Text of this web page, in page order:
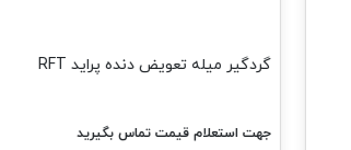
گردگیر میله تعویض دنده پراید RFT
جهت استعلام قیمت تماس بگیرید